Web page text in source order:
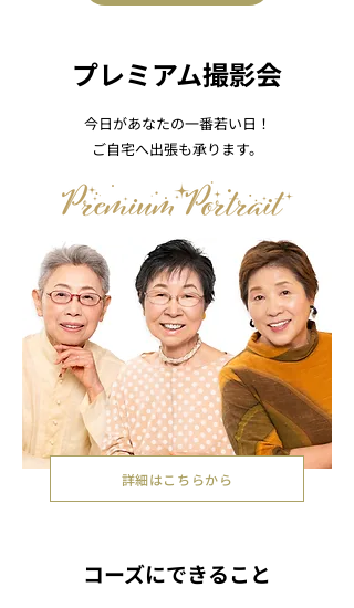
プレミアム撮影会
今日があなたの一番若い日！
ご自宅へ出張も承ります。
詳細はこちらから
コーズにできること